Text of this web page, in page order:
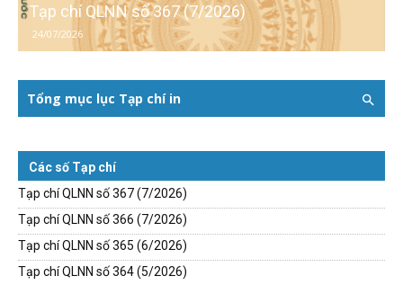
Tạp chí QLNN số 367 (7/2026)
24/07/2026
Tổng mục lục Tạp chí in
Các số Tạp chí
Tạp chí QLNN số 367 (7/2026)
Tạp chí QLNN số 366 (7/2026)
Tạp chí QLNN số 365 (6/2026)
Tạp chí QLNN số 364 (5/2026)